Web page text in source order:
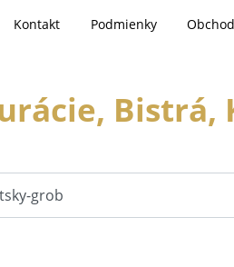
Kontakt Podmienky
Bistrá,